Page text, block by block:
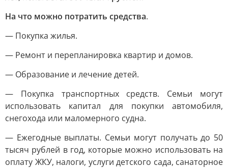
На что можно потратить средства.
— Покупка жилья.
— Ремонт и перепланировка квартир и домов.
— Образование и лечение детей.
— Покупка транспортных средств. Семьи могут
использовать капитал для покупки автомобиля,
снегохода или маломерного судна.
— Ежегодные выплаты. Семьи могут получать до 50
тысяч рублей в год, которые можно использовать на
оплату ЖКУ, налоги, услуги детского сада, санаторное